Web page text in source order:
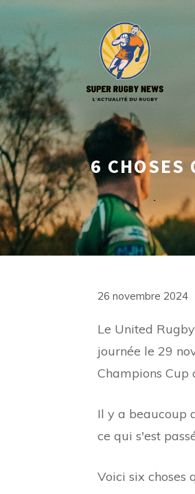
Aller
contenu
6 CHOSES
26 novembre 2024
Le United
journée le 29
Champions Cup
Il y a beaucoup
ce qui s'est
Voici six choses